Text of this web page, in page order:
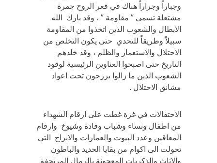
وجباراً وجراراً هناك في قعر الروح جمرة
مشتعلة تسمى ” مقاومة ” ، وقد بارك الله
الابطال والشعوب الذين اتخذوا من المقاومة
سبيلاً وطريقاً للتحدي حتى يكون التخلص من
الاحتلال والاستعمار والظلم ، وقد خلدهم
التاريخ حتى اصبحوا العناوين الرئيسية لوقود
الشعوب الذين ما زالوا يرزحون تحت اعواد
مشانق الاحتلال .
الاحتفالات في غزة غطت على ارقام الشهداء
من اطفال ونساء وشباب وقادة وشيوخ وارقام
المعاقين وعدد البيوت والعمارات والابراج التي
تحولت الى اكوام من بقايا الحديد والباطون
والاثاث والذكريات المعجونة بالرمال المرتجفة